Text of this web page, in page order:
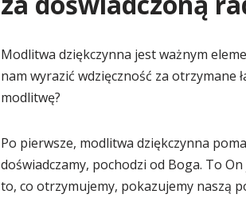
Modlitwa dziękczynna jest ważnym
nam wyrazić wdzięczność za otrzymane
modlitwę?
Po pierwsze, modlitwa dziękczynna
doświadczamy, pochodzi od Boga. To
to, co otrzymujemy, pokazujemy naszą